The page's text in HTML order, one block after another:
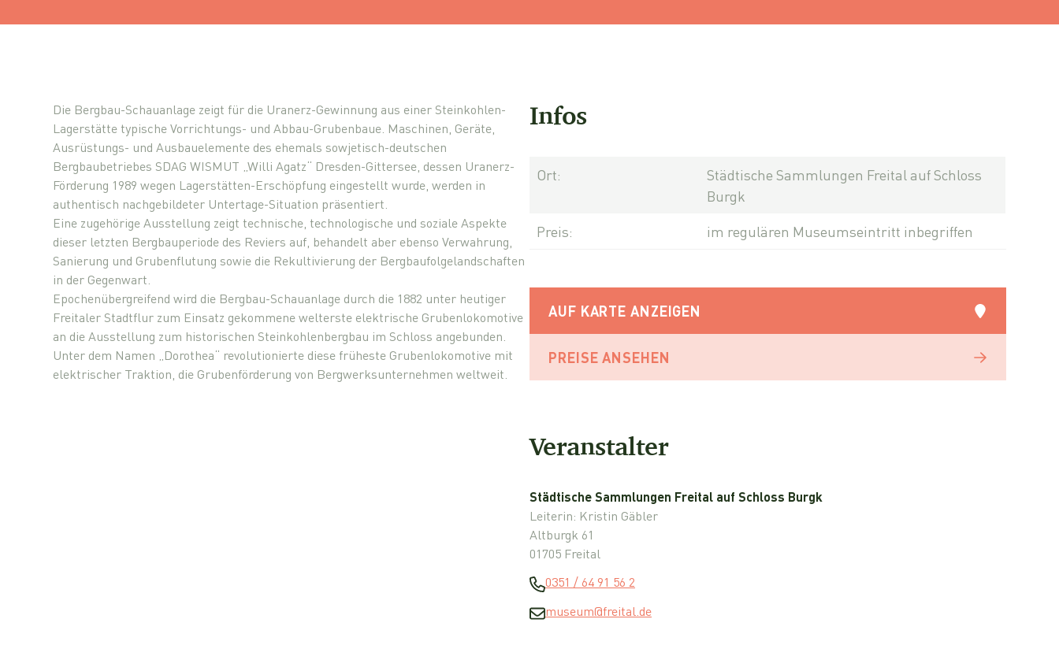
Die Bergbau-Schauanlage zeigt für die Uranerz-Gewinnung aus einer Steinkohlen-
Lagerstätte typische Vorrichtungs- und Abbau-Grubenbaue. Maschinen, Geräte,
Ausrüstungs- und Ausbauelemente des ehemals sowjetisch-deutschen
Bergbaubetriebes SDAG WISMUT „Willi Agatz“ Dresden-Gittersee, dessen Uranerz-
Förderung 1989 wegen Lagerstätten-Erschöpfung eingestellt wurde, werden in
authentisch nachgebildeter Untertage-Situation präsentiert.
Eine zugehörige Ausstellung zeigt technische, technologische und soziale Aspekte
dieser letzten Bergbauperiode des Reviers auf, behandelt aber ebenso Verwahrung,
Sanierung und Grubenflutung sowie die Rekultivierung der Bergbaufolgelandschaften
in der Gegenwart.
Epochenübergreifend wird die Bergbau-Schauanlage durch die 1882 unter heutiger
Freitaler Stadtflur zum Einsatz gekommene welterste elektrische Grubenlokomotive
an die Ausstellung zum historischen Steinkohlenbergbau im Schloss angebunden.
Unter dem Namen „Dorothea“ revolutionierte diese früheste Grubenlokomotive mit
elektrischer Traktion, die Grubenförderung von Bergwerksunternehmen weltweit.
Infos
Ort:
Städtische Sammlungen Freital auf Schloss
Burgk
Preis:
im regulären Museumseintritt inbegriffen
AUF KARTE ANZEIGEN
PREISE ANSEHEN
Veranstalter
Städtische Sammlungen Freital auf Schloss Burgk
Leiterin: Kristin Gäbler
Altburgk 61
01705 Freital
0351 / 64 91 56 2
museum@freital.de